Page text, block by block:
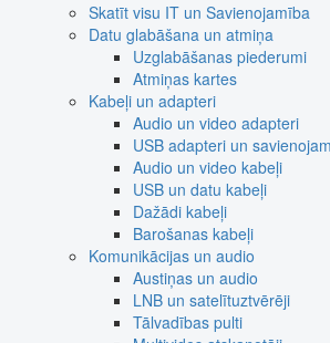
Skatīt visu IT un Savienojamība
Datu glabāšana un atmiņa
Uzglabāšanas piederumi
Atmiņas kartes
Kabeļi un adapteri
Audio un video adapteri
USB adapteri un
Audio un video kabeļi
USB un datu kabeļi
Dažādi kabeļi
Barošanas kabeļi
Komunikācijas un audio
Austiņas un audio
LNB un satelītuztvērēji
Tālvadības pulti